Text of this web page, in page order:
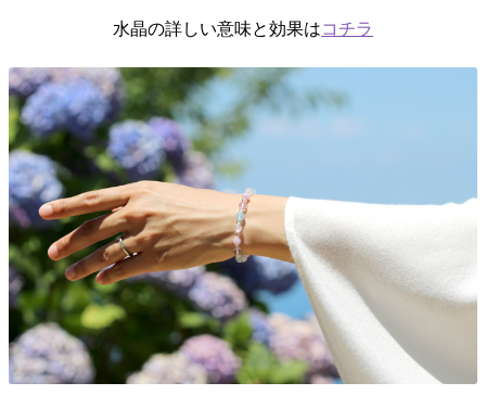
水晶の詳しい意味と効果はコチラ